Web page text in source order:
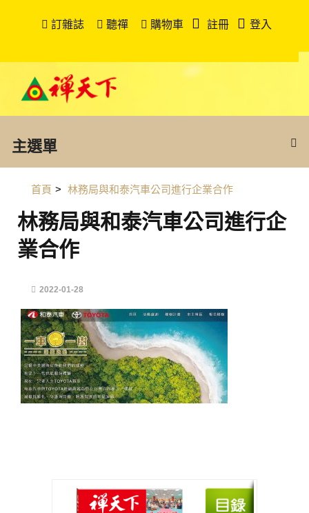
訂雜誌 聽禪 購物車 註冊 登入
主選單
首頁 > 林務局與和泰汽車公司進行企業合作
林務局與和泰汽車公司進行企
業合作
2022-01-28